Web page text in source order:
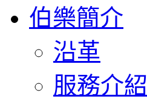
伯樂簡介
沿革
服務介紹